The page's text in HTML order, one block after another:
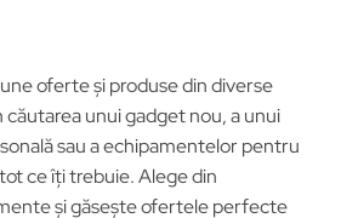
oferte și produse din diverse
căutarea unui gadget nou, a unui
sau a echipamentelor pentru
ce îți trebuie. Alege din
și găsește ofertele perfecte